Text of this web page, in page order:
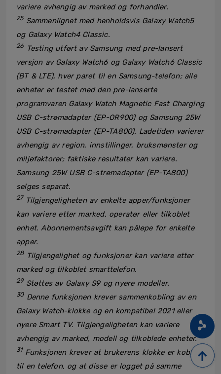
variere avhengig av marked og forhandler.
25Sammenlignet med henholdsvis Galaxy Watch5
og Galaxy Watch4 Classic.
26 Testing utført av Samsung med pre-lansert
versjon av Galaxy Watch6 og Galaxy Watch6 Classic
(BT & LTE), hver paret til en Samsung-telefon; alle
enheter er testet med den pre-lanserte
programvaren Galaxy Watch Magnetic Fast Charging
USB C-strømadapter (EP-OR900) og Samsung 25W
USB C-strømadapter (EP-TA800). Ladetiden varierer
avhengig av region, innstillinger, bruksmønster og
miljøfaktorer; faktiske resultater kan variere.
Samsung 25W USB C-strømadapter (EP-TA800)
selges separat.
27 Tilgjengeligheten av enkelte apper/funksjoner
kan variere etter marked, operatør eller tilkoblet
enhet. Abonnementsavgift kan påløpe for enkelte
apper.
28 Tilgjengelighet og funksjoner kan variere etter
marked og tilkoblet smarttelefon.
29Støttes av Galaxy S9 og nyere modeller.
30Denne funksjonen krever sammenkobling av en
Galaxy Watch-klokke og en kompatibel 2021 eller
nyere Smart TV. Tilgjengeligheten kan variere
avhengig av marked, modell og tilkoblede enheter.
31Funksjonen krever at brukerens klokke er koblet
til en telefon, og at disse er logget på samme